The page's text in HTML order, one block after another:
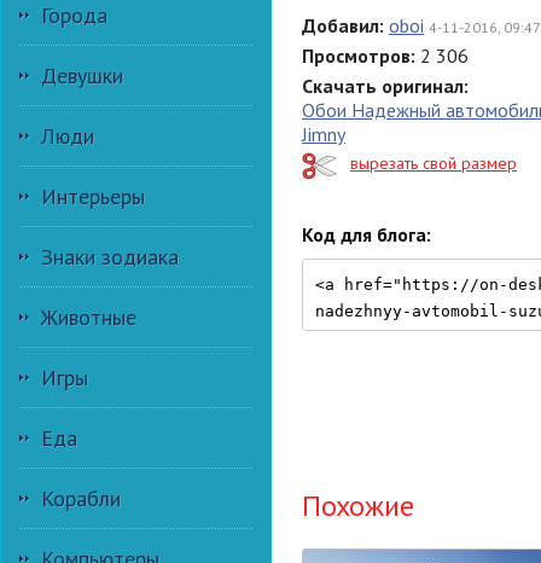
Города
Девушки
Люди
Интерьеры
Знаки зодиака
Животные
Игры
Еда
Корабли
Добавил: oboi 4-11-2016, 09:47
Просмотров: 2 306
Скачать оригинал:
Обои Надежный
Jimny
вырезать свой размер
Код для блога:
Похожие